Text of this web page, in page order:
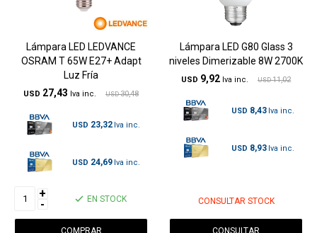
Lámpara LED LEDVANCE
OSRAM T 65W E27+ Adapt
Luz Fría
USD 27,43 USD 30,48
USD 23,32
USD 24,69
+
- EN STOCK
Lámpara LED G80 Glass 3
niveles Dimerizable 8W 2700K
USD 9,92 USD 11,02
USD 8,43
USD 8,93
CONSULTAR STOCK